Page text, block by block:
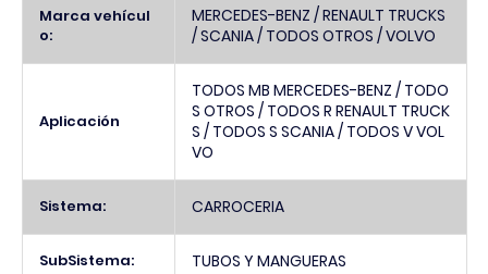
Información
Marca vehícul
o:
MERCEDES-BENZ / RENAULT TRUCKS
/ SCANIA / TODOS OTROS / VOLVO
Aplicación
TODOS MB MERCEDES-BENZ / TODO
S OTROS / TODOS R RENAULT TRUCK
S / TODOS S SCANIA / TODOS V VOL
VO
Sistema: CARROCERIA
SubSistema: TUBOS Y MANGUERAS